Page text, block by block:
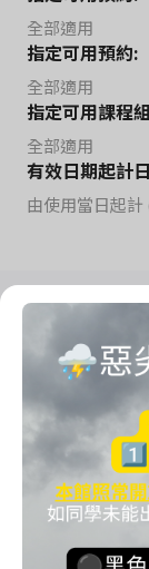
全部適用
指定可用預約:
全部適用
指定可用課程
全部適用
有效日期起計
由使用當日起
Imrama
把心思留給自己
Start your
聯絡方法
電話: 65125032
電郵:
地址: 九龍灣宏